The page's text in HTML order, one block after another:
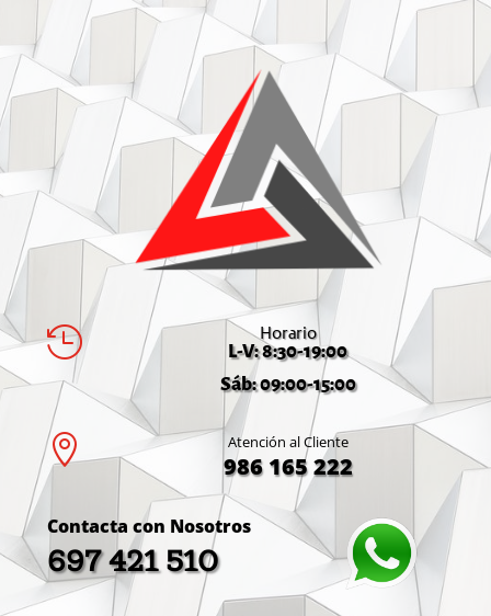
 Horario
L-V: 8:30-19:00
Sáb: 09:00-15:00
 Atención al Cliente
986 165 222
Contacta con Nosotros
697 421 510